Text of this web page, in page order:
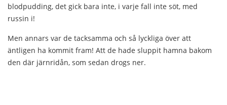
blodpudding, det gick bara inte, i varje fall inte söt, med
russin i!
Men annars var de tacksamma och så lyckliga över att
äntligen ha kommit fram! Att de hade sluppit hamna bakom
den där järnridån, som sedan drogs ner.